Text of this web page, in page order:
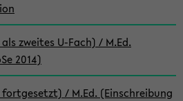
zweites U-Fach) / M.Ed.
2014)
/ M.Ed. (Einschreibung